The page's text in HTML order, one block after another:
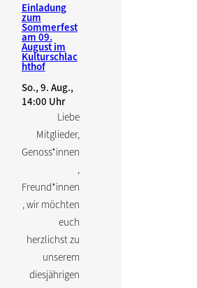
Einladung
zum
Sommerfest
am 09.
August im
Kulturschlac
hthof
So., 9. Aug.,
14:00 Uhr
Liebe
Mitglieder,
Genoss*innen
,
Freund*innen
, wir möchten
euch
herzlichst zu
unserem
diesjährigen